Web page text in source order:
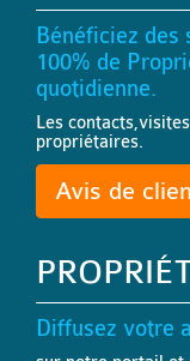
Bénéficiez
100% de
quotidienne.
Les
propriétaires.
Avis de
Diffusez votre